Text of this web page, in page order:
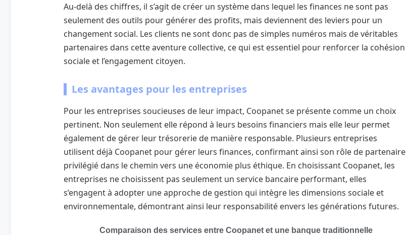
Au-delà des chiffres, il s’agit de créer un système dans lequel les finances ne sont pas
seulement des outils pour générer des profits, mais deviennent des leviers pour un
changement social. Les clients ne sont donc pas de simples numéros mais de véritables
partenaires dans cette aventure collective, ce qui est essentiel pour renforcer la cohésion
sociale et l’engagement citoyen.
Les avantages pour les entreprises
Pour les entreprises soucieuses de leur impact, Coopanet se présente comme un choix
pertinent. Non seulement elle répond à leurs besoins financiers mais elle leur permet
également de gérer leur trésorerie de manière responsable. Plusieurs entreprises
utilisent déjà Coopanet pour gérer leurs finances, confirmant ainsi son rôle de partenaire
privilégié dans le chemin vers une économie plus éthique. En choisissant Coopanet, les
entreprises ne choisissent pas seulement un service bancaire performant, elles
s’engagent à adopter une approche de gestion qui intègre les dimensions sociale et
environnementale, démontrant ainsi leur responsabilité envers les générations futures.
Comparaison des services entre Coopanet et une banque traditionnelle